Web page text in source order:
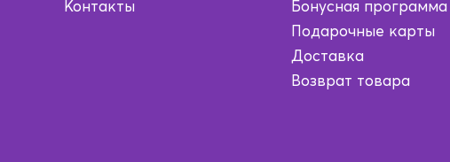
Контакты
Бонусная программа
Подарочные карты
Доставка
Возврат товара